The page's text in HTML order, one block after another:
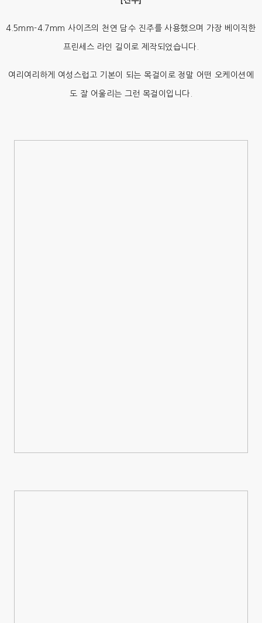
4.5mm-4.7mm 사이즈의 천연 담수 진주를 사용했으며 가장 베이직한
프린세스 라인 길이로 제작되었습니다.
여리여리하게 여성스럽고 기본이 되는 목걸이로 정말 어떤 오케이션에
도 잘 어울리는 그런 목걸이입니다.